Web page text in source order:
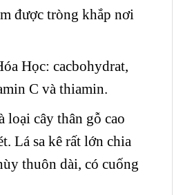
được tròng khắp nơi
Học: cacbohydrat,
C và thiamin.
loại cây thân gỗ cao
Lá sa kê rất lớn chia
thuôn dài, có cuống